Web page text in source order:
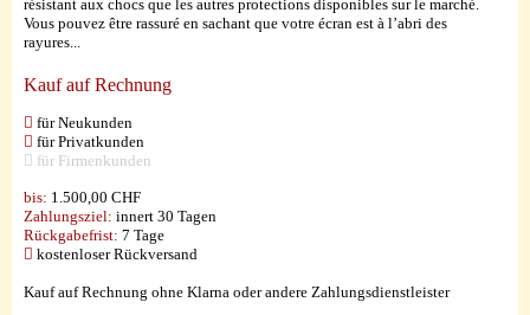
résistant aux chocs que les autres protections disponibles sur le marché.
Vous pouvez être rassuré en sachant que votre écran est à l’abri des
rayures...
Kauf auf Rechnung
für Neukunden
für Privatkunden
für Firmenkunden
bis: 1.500,00 CHF
Zahlungsziel: innert 30 Tagen
Rückgabefrist: 7 Tage
kostenloser Rückversand
Kauf auf Rechnung ohne Klarna oder andere Zahlungsdienstleister